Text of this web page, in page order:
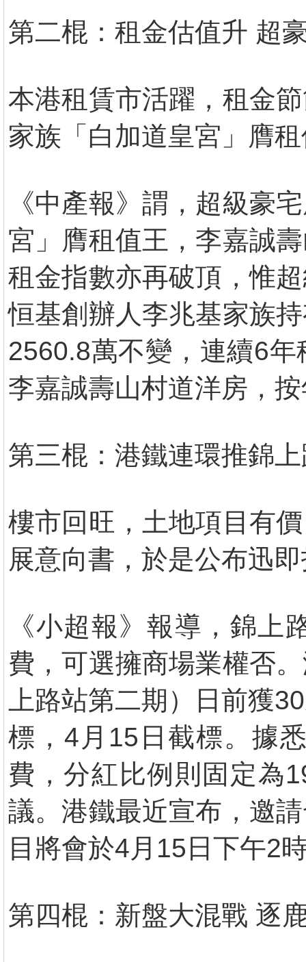
第二棍：租金估值升 超
本港租賃市活躍，租金
家族「白加道皇宮」膺
《中產報》謂，超級豪
宮」膺租值王，李嘉誠
租金指數亦再破頂，惟
恒基創辦人李兆基家族
2560.8萬不變，連續6
李嘉誠壽山村道洋房，
第三棍：港鐵連環推錦
樓市回旺，土地項目有
展意向書，於是公布迅
《小超報》報導，錦
費，可選擁商場業權否
上路站第二期）日前獲
標，4月15日截標。據
費，分紅比例則固定為
議。港鐵最近宣布，邀
目將會於4月15日下午2
第四棍：新盤大混戰 逐